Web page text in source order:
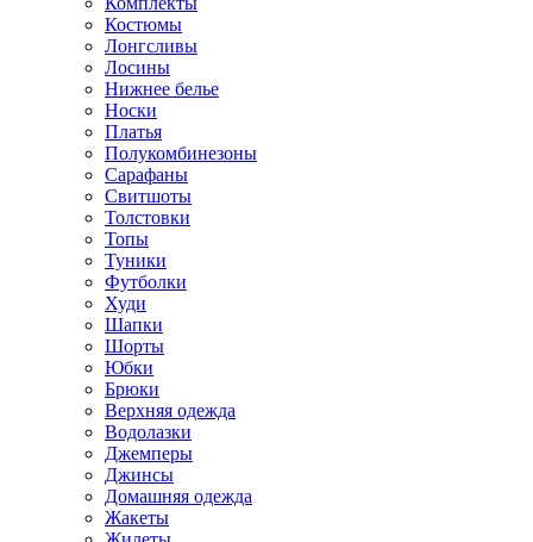
Костюмы
Лонгсливы
Лосины
Нижнее белье
Носки
Платья
Полукомбинезоны
Сарафаны
Свитшоты
Толстовки
Топы
Туники
Футболки
Худи
Шапки
Шорты
Юбки
Брюки
Верхняя одежда
Водолазки
Джемперы
Джинсы
Домашняя одежда
Жакеты